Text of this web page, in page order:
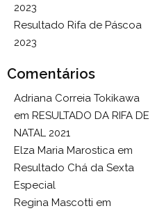
2023
Resultado Rifa de Páscoa
2023
Comentários
Adriana Correia Tokikawa
em RESULTADO DA RIFA DE
NATAL 2021
Elza Maria Marosticaem
Resultado Chá da Sexta
Especial
Regina Mascotti em